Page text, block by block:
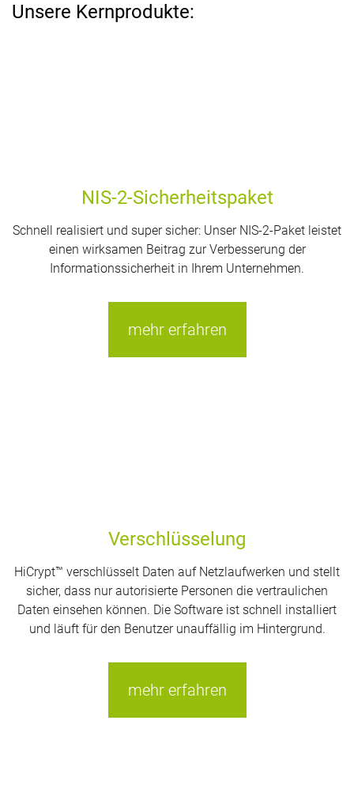
Unsere Kernprodukte:
NIS-2-Sicherheitspaket
Schnell realisiert und super sicher: Unser NIS-2-Paket leistet
einen wirksamen Beitrag zur Verbesserung der
Informationssicherheit in Ihrem Unternehmen.
mehr erfahren
Verschlüsselung
HiCrypt™ verschlüsselt Daten auf Netzlaufwerken und stellt
sicher, dass nur autorisierte Personen die vertraulichen
Daten einsehen können. Die Software ist schnell installiert
und läuft für den Benutzer unauffällig im Hintergrund.
mehr erfahren